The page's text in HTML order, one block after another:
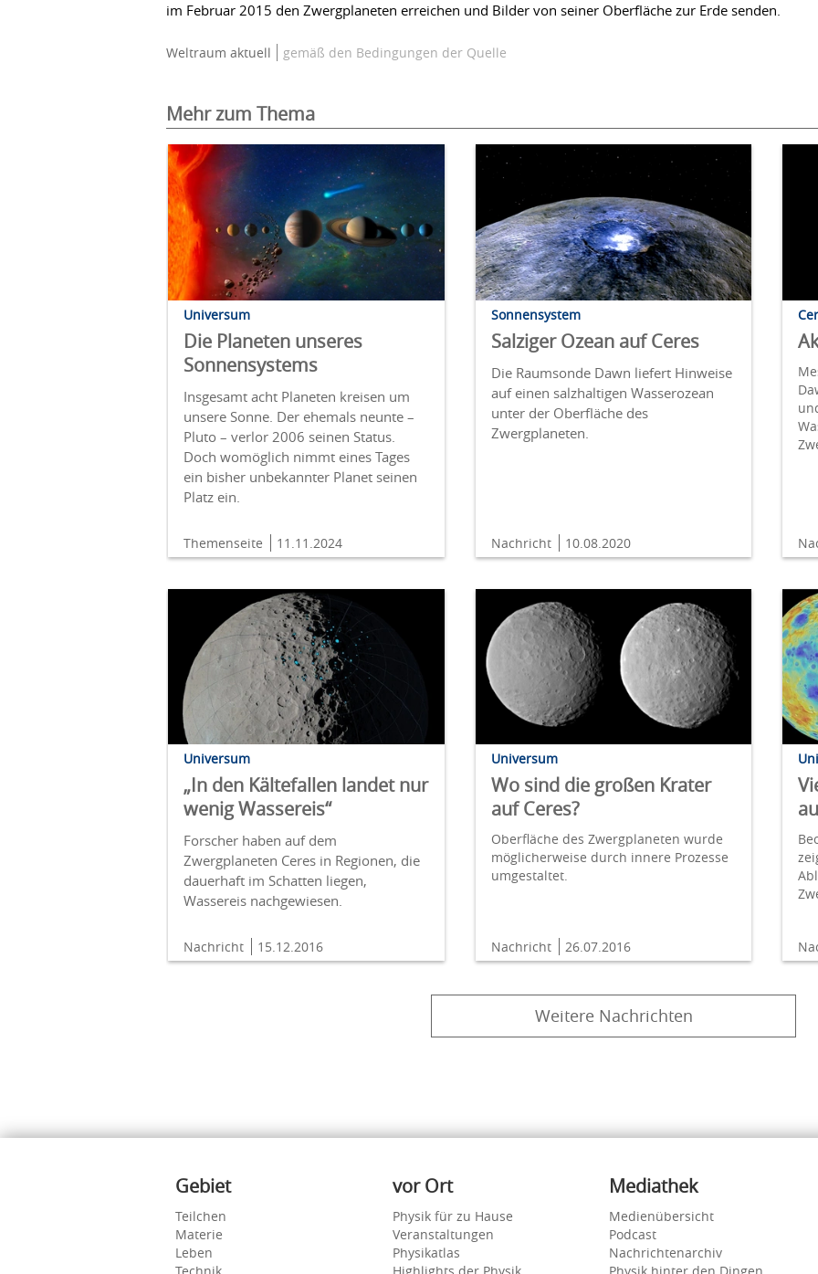
im Februar 2015 den Zwergplaneten erreichen und Bilder von seiner Oberfläche zur Erde senden.
Weltraum aktuell gemäß den Bedingungen der Quelle
Mehr zum Thema
Universum
Die Planeten unseres
Sonnensystems
Insgesamt acht Planeten kreisen um
unsere Sonne. Der ehemals neunte –
Pluto – verlor 2006 seinen Status.
Doch womöglich nimmt eines Tages
ein bisher unbekannter Planet seinen
Platz ein.
Themenseite 11.11.2024
Sonnensystem
Salziger Ozean auf Ceres
Die Raumsonde Dawn liefert Hinweise
auf einen salzhaltigen Wasserozean
unter der Oberfläche des
Zwergplaneten.
Nachricht 10.08.2020
Universum
„In den Kältefallen landet nur
wenig Wassereis“
Forscher haben auf dem
Zwergplaneten Ceres in Regionen, die
dauerhaft im Schatten liegen,
Wassereis nachgewiesen.
Nachricht 15.12.2016
Universum
Wo sind die großen Krater
auf Ceres?
Oberfläche des Zwergplaneten wurde
möglicherweise durch innere Prozesse
umgestaltet.
Nachricht 26.07.2016
Weitere Nachrichten
Inhalte
Gebiet
Teilchen
Materie
Leben
vor Ort
Physik für zu Hause
Veranstaltungen
Physikatlas
Mediathek
Medienübersicht
Podcast
Nachrichtenarchiv